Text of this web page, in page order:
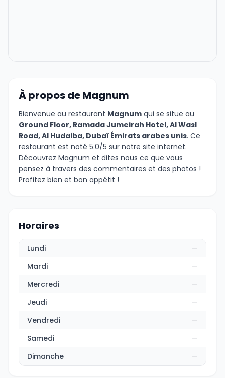
À propos de Magnum
Bienvenue au restaurant Magnum qui se situe au
Ground Floor, Ramada Jumeirah Hotel, Al Wasl
Road, Al Hudaiba, Dubaï Émirats arabes unis. Ce
restaurant est noté 5.0/5 sur notre site internet.
Découvrez Magnum et dites nous ce que vous
pensez à travers des commentaires et des photos !
Profitez bien et bon appétit !
Horaires
Lundi
—
Mardi
—
Mercredi
—
Jeudi
—
Vendredi
—
Samedi
—
Dimanche
—